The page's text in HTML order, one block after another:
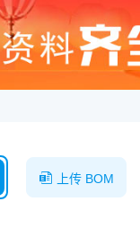
上传 BOM